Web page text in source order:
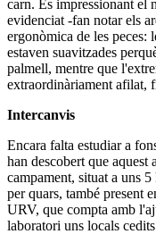
carn. És impressionant el
evidenciat -fan notar els
ergonòmica de les peces:
estaven suavitzades
palmell, mentre que
extraordinàriament afilat,
Intercanvis
Encara falta estudiar a
han descobert que aquest
campament, situat a uns
per quars, també present
URV, que compta amb
laboratori uns locals